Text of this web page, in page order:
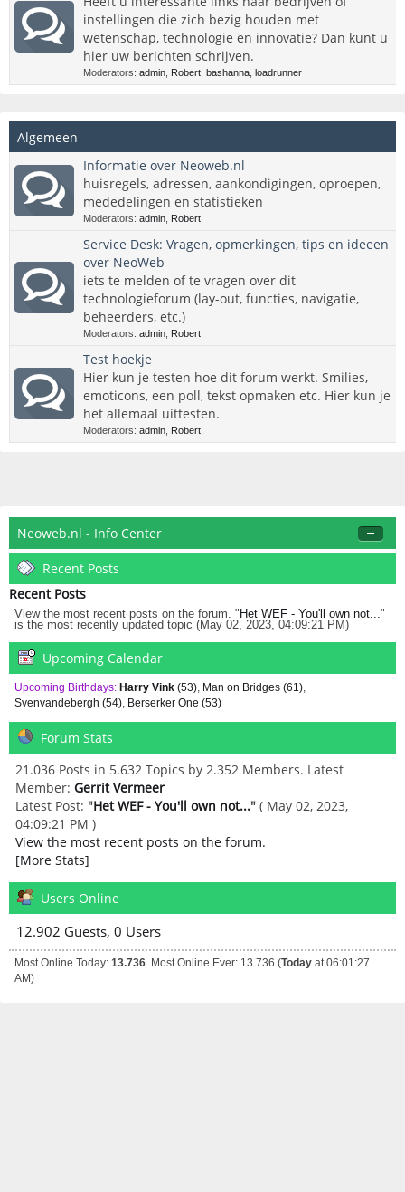
instellingen die zich bezig houden met
wetenschap, technologie en innovatie? Dan kunt u
hier uw berichten schrijven.
Moderators: admin Robert bashanna loadrunner
Algemeen
Informatie over Neoweb.nl
huisregels, adressen, aankondigingen, oproepen,
mededelingen en statistieken
Moderators: admin Robert
Service Desk: Vragen, opmerkingen, tips en ideeen
over NeoWeb
iets te melden of te vragen over dit
technologieforum (lay-out, functies, navigatie,
beheerders, etc.)
Moderators: admin Robert
Test hoekje
Hier kun je testen hoe dit forum werkt. Smilies,
emoticons, een poll, tekst opmaken etc. Hier kun je
het allemaal uittesten.
Moderators: admin Robert
Neoweb.nl - Info Center
Recent Posts
Recent Posts
View the most recent posts on the forum. " Het WEF - You'll own not..."
is the most recently updated topic (May 02, 2023, 04:09:21 PM)
Upcoming Calendar
Upcoming Birthdays: Harry Vink(53), Man on Bridges (61),
Svenvandebergh (54), Berserker One (53)
Forum Stats
21.036 Posts in 5.632 Topics by 2.352 Members. Latest
Member: Gerrit Vermeer
Latest Post: "Het WEF - You'll own not..." ( May 02, 2023,
04:09:21 PM )
View the most recent posts on the forum.
[More Stats]
Users Online
12.902 Guests, 0 Users
Most Online Today: 13.736. Most Online Ever: 13.736 (Todayat 06:01:27
AM)